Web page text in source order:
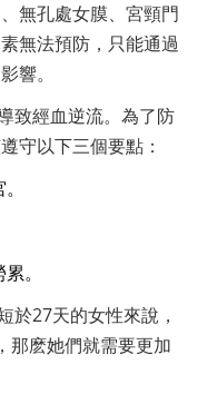
無孔處女膜、宮頸門
無法預防，只能通過
響。
致經血逆流。為了防
守以下三個要點：
。
於27天的女性來說，
那麽她們就需要更加